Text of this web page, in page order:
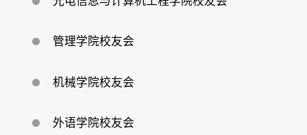
管理学院校友会
机械学院校友会
外语学院校友会